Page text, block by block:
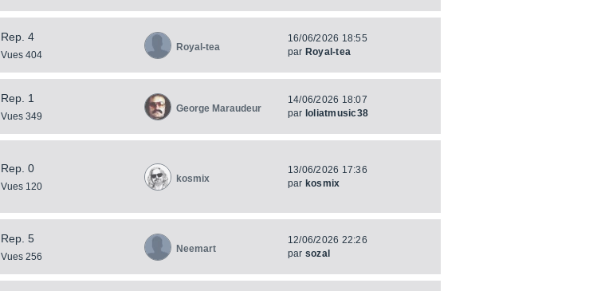
Rep. 4
Vues 404
Royal-tea
16/06/2026 18:55
par Royal-tea
Rep. 1
Vues 349
George Maraudeur
14/06/2026 18:07
par loliatmusic38
Rep. 0
Vues 120
kosmix
13/06/2026 17:36
par kosmix
Rep. 5
Vues 256
Neemart
12/06/2026 22:26
par sozal